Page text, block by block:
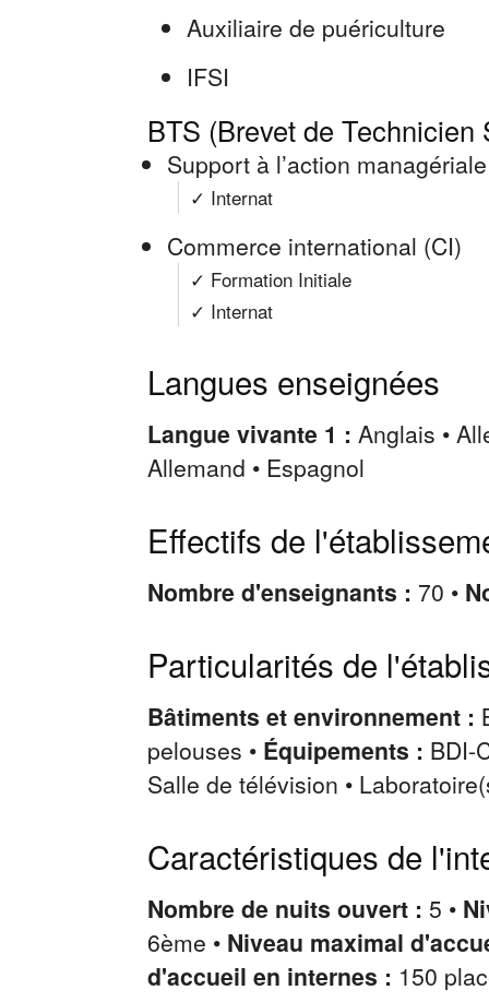
Auxiliaire de puériculture
IFSI
BTS (Brevet de Technicien
Support à l’action
✓ Internat
Commerce international (CI)
✓ Formation Initiale
✓ Internat
Langues enseignées
Langue vivante 1 : Anglais •
Allemand • Espagnol
Effectifs de
Nombre d'enseignants : 70 •
Particularités de
Bâtiments et environnement :
pelouses • Équipements : BDI-
Salle de télévision •
Caractéristiques de
Nombre de nuits ouvert : 5 •
6ème • Niveau maximal
d'accueil en internes : 150